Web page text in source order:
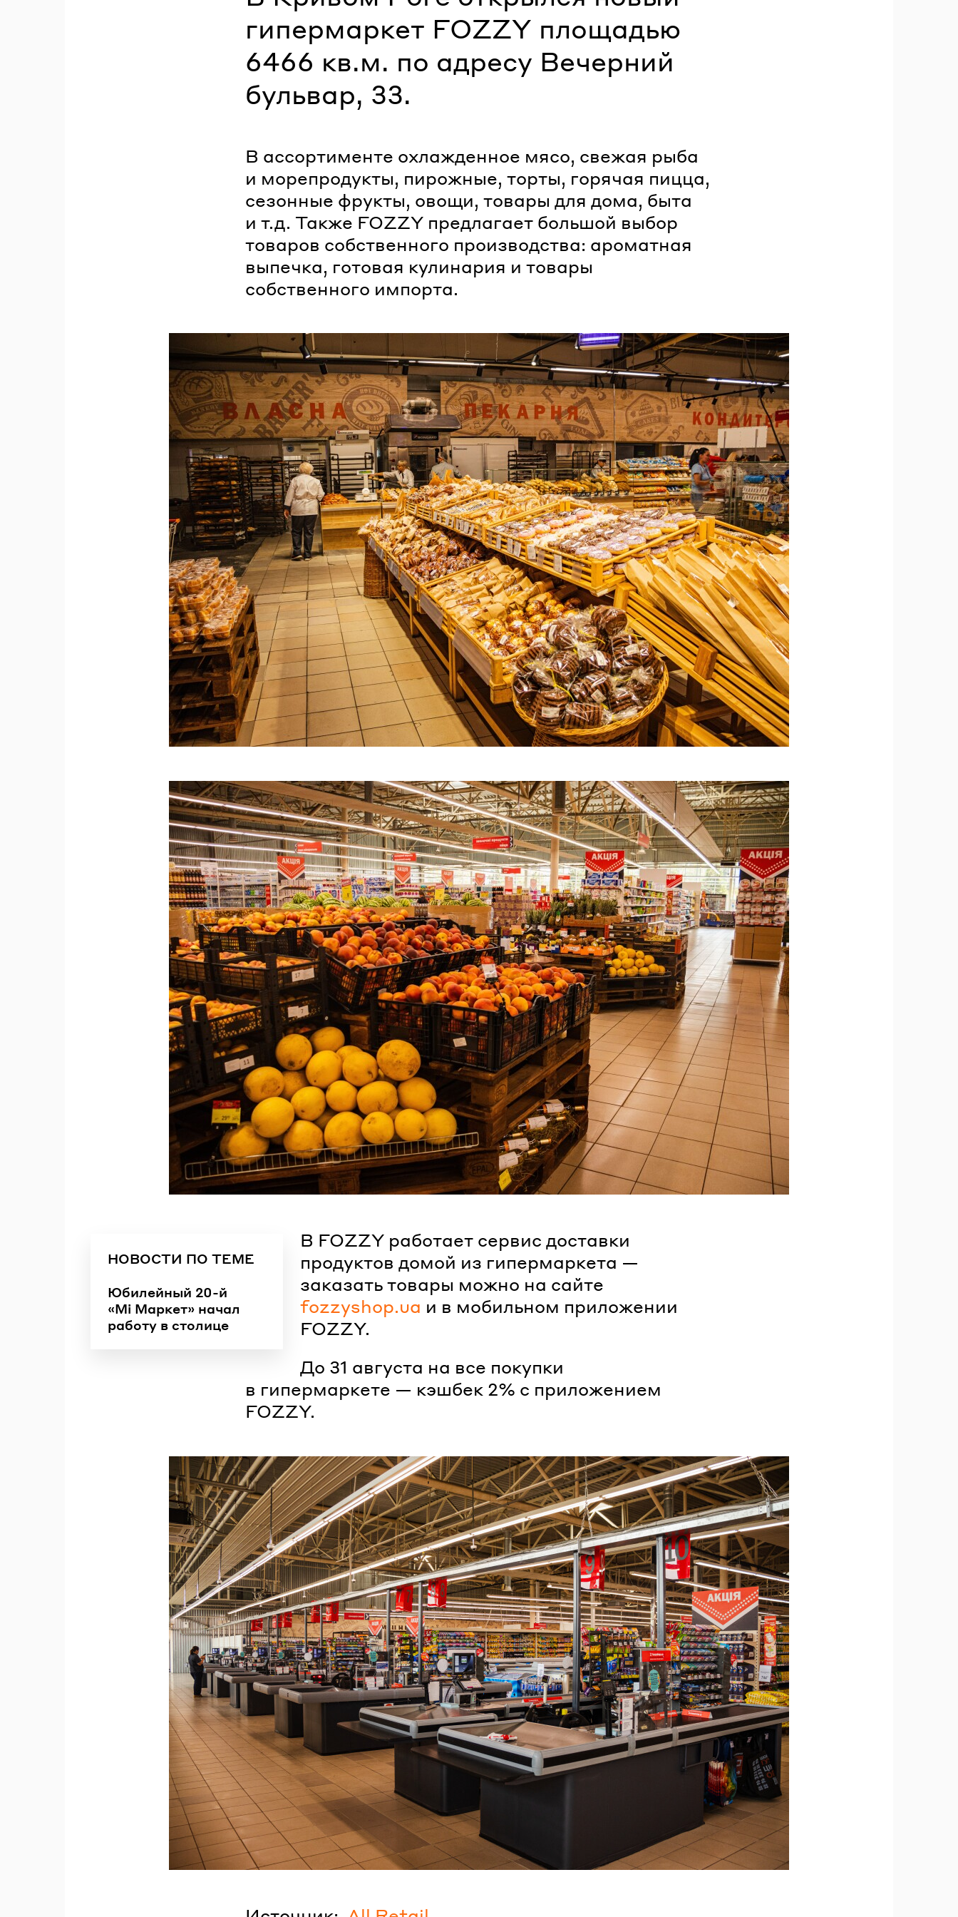
гипермаркет FOZZY площадью
6466 кв.м. по адресу Вечерний
бульвар, 33.
В ассортименте охлажденное мясо, свежая рыба
и морепродукты, пирожные, торты, горячая пицца,
сезонные фрукты, овощи, товары для дома, быта
и т.д. Также FOZZY предлагает большой выбор
товаров собственного производства: ароматная
выпечка, готовая кулинария и товары
собственного импорта.
НОВОСТИ ПО ТЕМЕ
Юбилейный 20-й
«Мі Маркет» начал
работу в столице
В FOZZY работает сервис доставки
продуктов домой из гипермаркета —
заказать товары можно на сайте
fozzyshop.ua и в мобильном приложении
FOZZY.
До 31 августа на все покупки
в гипермаркете — кэшбек 2% с приложением
FOZZY.